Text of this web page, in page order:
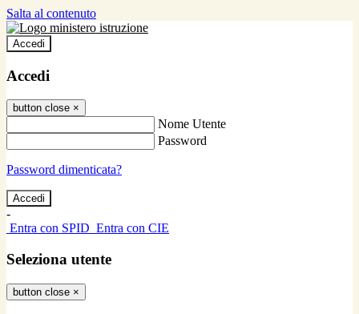
Salta al contenuto
Accedi
Accedi
button close ×
Nome Utente
Password
Password dimenticata?
-
Entra con SPID Entra con CIE
Seleziona utente
button close ×